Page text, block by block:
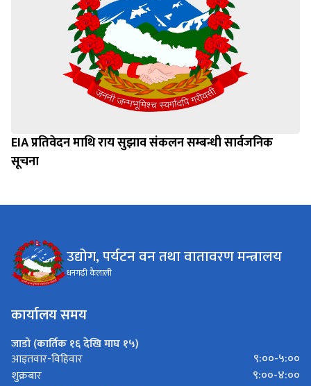
EIA प्रतिवेदन माथि राय सुझाव संकलन सम्बन्धी सार्वजनिक
सूचना
उद्योग, पर्यटन वन तथा वातावरण मन्त्रालय
धनगढी कैलाली
कार्यालय समय
जाडो (कार्तिक १६ देखि माघ १५)
आइतवार-विहिवार
९:००-५:००
शुक्रबार
९:००-४:००